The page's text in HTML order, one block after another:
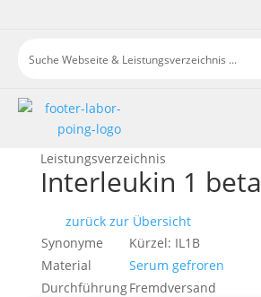
Leistungsverzeichnis
Interleukin 1 beta
zurück zur Übersicht
Synonyme
Kürzel: IL1B
Material
Serum gefroren
DurchführungFremdversand